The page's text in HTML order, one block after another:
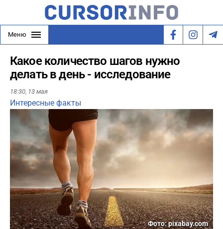
Меню
Какое количество шагов нужно
делать в день - исследование
18:30, 13 мая
Интересные факты
Фото: pixabay.com